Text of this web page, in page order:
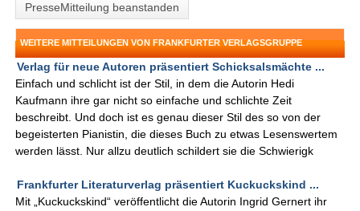
PresseMitteilung beanstanden
WEITERE MITTEILUNGEN VON FRANKFURTER VERLAGSGRUPPE
Verlag für neue Autoren präsentiert Schicksalsmächte ...
Einfach und schlicht ist der Stil, in dem die Autorin Hedi
Kaufmann ihre gar nicht so einfache und schlichte Zeit
beschreibt. Und doch ist es genau dieser Stil des so von der
begeisterten Pianistin, die dieses Buch zu etwas Lesenswertem
werden lässt. Nur allzu deutlich schildert sie die Schwierigk
Frankfurter Literaturverlag präsentiert Kuckuckskind ...
Mit „Kuckuckskind“ veröffentlicht die Autorin Ingrid Gernert ihr